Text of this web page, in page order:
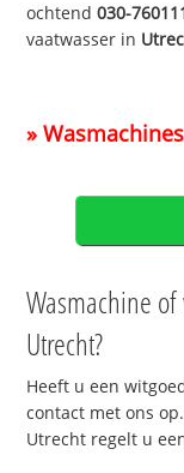
ochtend030-
vaatwasser in
»
Wasmachine
Utrecht?
Heeft u een
contact met ons
Utrecht regelt u